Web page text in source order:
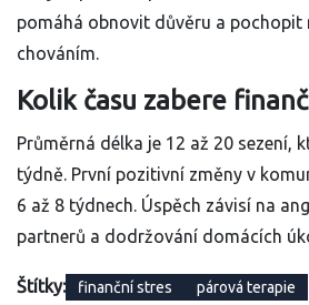
pomáhá obnovit důvěru a
chováním.
Kolik času zabere
Průměrná délka je 12 až 20 sezení,
týdně. První pozitivní změny v
6 až 8 týdnech. Úspěch závisí na
partnerů a dodržování domácích
Štítky: finanční stres
párová terapie